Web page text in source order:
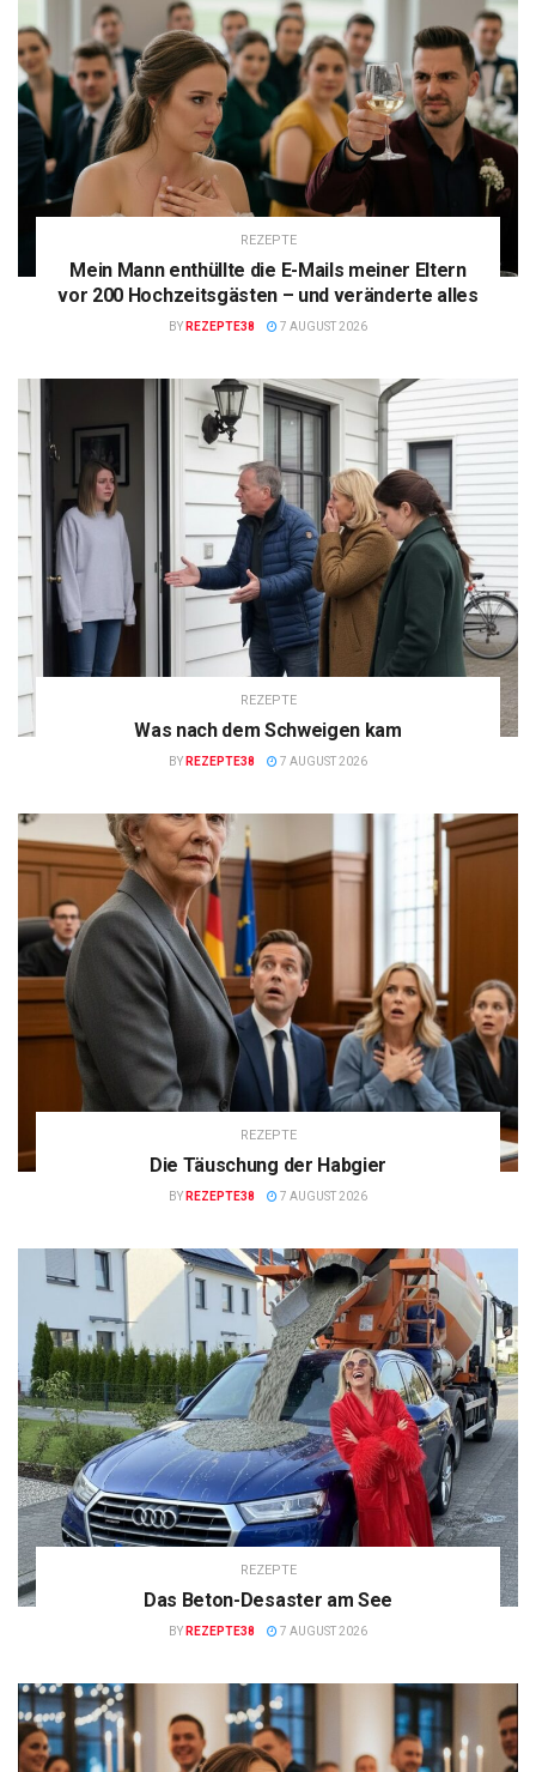
REZEPTE
Mein Mann enthüllte die E-Mails meiner Eltern
vor 200 Hochzeitsgästen – und veränderte alles
BY REZEPTE38 7 AUGUST 2026
REZEPTE
Was nach dem Schweigen kam
BY REZEPTE38 7 AUGUST 2026
REZEPTE
Die Täuschung der Habgier
BY REZEPTE38 7 AUGUST 2026
REZEPTE
Das Beton-Desaster am See
BY REZEPTE38 7 AUGUST 2026